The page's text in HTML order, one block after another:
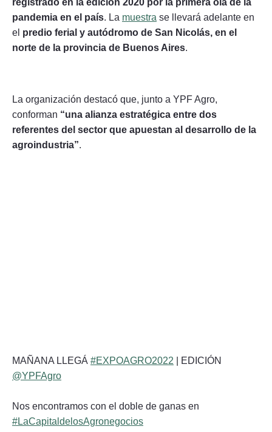
pandemia en el país. La muestra se llevará adelante en
el predio ferial y autódromo de San Nicolás, en el
norte de la provincia de Buenos Aires.
La organización destacó que, junto a YPF Agro,
conforman “una alianza estratégica entre dos
referentes del sector que apuestan al desarrollo de la
agroindustria”.
MAÑANA LLEGÁ #EXPOAGRO2022 | EDICIÓN
@YPFAgro
Nos encontramos con el doble de ganas en
#LaCapitaldelosAgronegocios